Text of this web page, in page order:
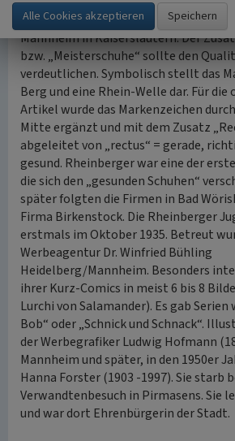
wurde das Logo von der grafischen
Mannheim in Kaiserslautern. Der
bzw. „Meisterschuhe“ sollte den
verdeutlichen. Symbolisch stellt das
Berg und eine Rhein-Welle dar. Für
Artikel wurde das Markenzeichen
Mitte ergänzt und mit dem Zusatz
abgeleitet von „rectus“ = gerade,
gesund. Rheinberger war eine der
die sich den „gesunden Schuhen“
später folgten die Firmen in Bad
Firma Birkenstock. Die Rheinberger
erstmals im Oktober 1935. Betreut
Werbeagentur Dr. Winfried Bühling
Heidelberg/Mannheim. Besonders
ihrer Kurz-Comics in meist 6 bis 8
Lurchi von Salamander). Es gab Serien
Bob“ oder „Schnick und Schnack“.
der Werbegrafiker Ludwig Hofmann
Mannheim und später, in den 1950er
Hanna Forster (1903 -1997). Sie starb
Verwandtenbesuch in Pirmasens. Sie
und war dort Ehrenbürgerin der Stadt.